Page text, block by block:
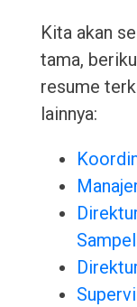
Kita akan
tama,
resume
lainnya:
Sampel